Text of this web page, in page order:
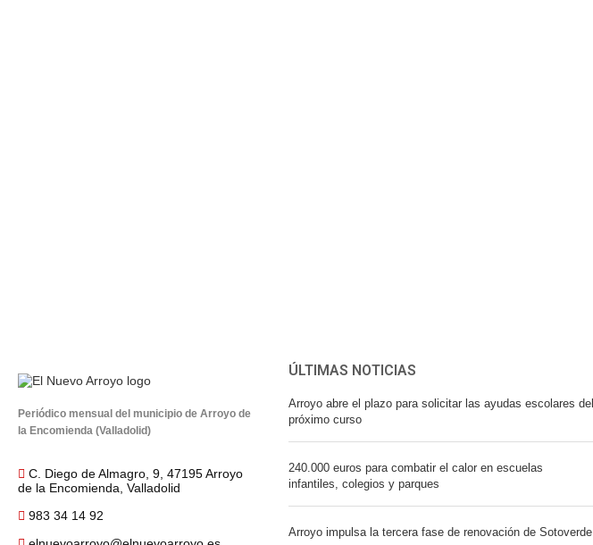
Periódico mensual del municipio de Arroyo de
la Encomienda (Valladolid)
C. Diego de Almagro, 9, 47195 Arroyo
de la Encomienda, Valladolid
983 34 14 92
ÚLTIMAS NOTICIAS
Arroyo abre el plazo para solicitar las ayudas escolares del
próximo curso
240.000 euros para combatir el calor en escuelas
infantiles, colegios y parques
Arroyo impulsa la tercera fase de renovación de Sotoverde